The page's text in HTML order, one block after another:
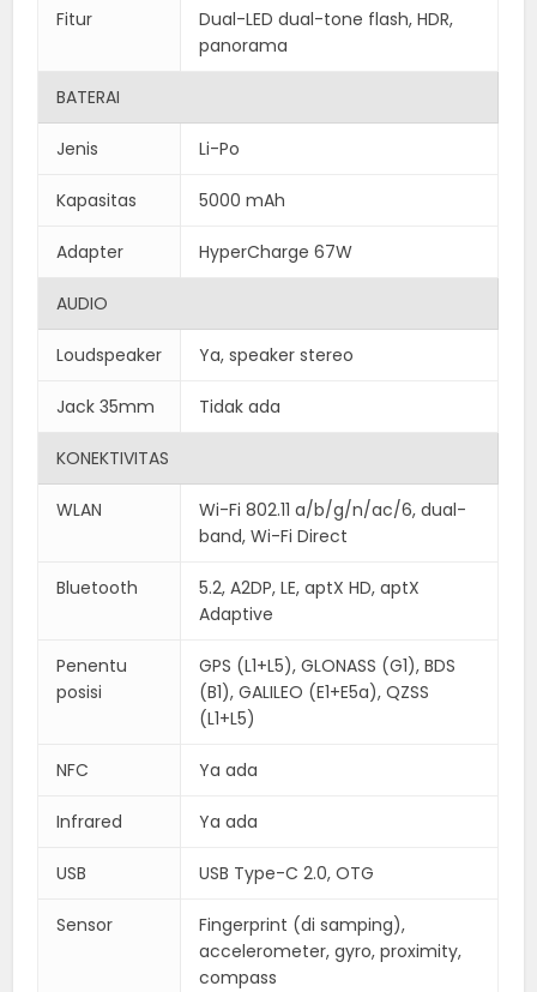
Fitur
Dual-LED dual-tone flash, HDR,
panorama
BATERAI
Jenis Li-Po
Kapasitas 5000 mAh
Adapter HyperCharge 67W
AUDIO
Loudspeaker Ya, speaker stereo
Jack 35mm Tidak ada
KONEKTIVITAS
WLAN
Wi-Fi 802.11 a/b/g/n/ac/6, dual-
band, Wi-Fi Direct
Bluetooth
5.2, A2DP, LE, aptX HD, aptX
Adaptive
Penentu
posisi
GPS (L1+L5), GLONASS (G1), BDS
(B1), GALILEO (E1+E5a), QZSS
(L1+L5)
NFC Ya ada
Infrared Ya ada
USB USB Type-C 2.0, OTG
Sensor
Fingerprint (di samping),
accelerometer, gyro, proximity,
compass